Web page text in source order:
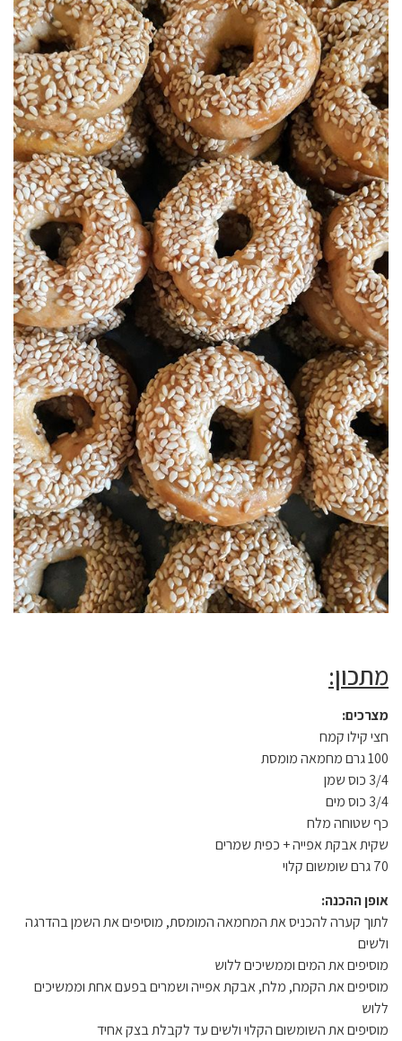
מתכון:
מצרכים:
חצי קילו קמח
100 גרם מחמאה מומסת
3/4 כוס שמן
3/4 כוס מים
כף שטוחה מלח
שקית אבקת אפייה + כפית שמרים
70 גרם שומשום קלוי
אופן ההכנה:
לתוך קערה להכניס את המחמאה המומסת, מוסיפים את השמן בהדרגה
ולשים
מוסיפים את המים וממשיכים ללוש
מוסיפים את הקמח, מלח, אבקת אפייה ושמרים בפעם אחת וממשיכים
ללוש
מוסיפים את השומשום הקלוי ולשים עד לקבלת בצק אחיד